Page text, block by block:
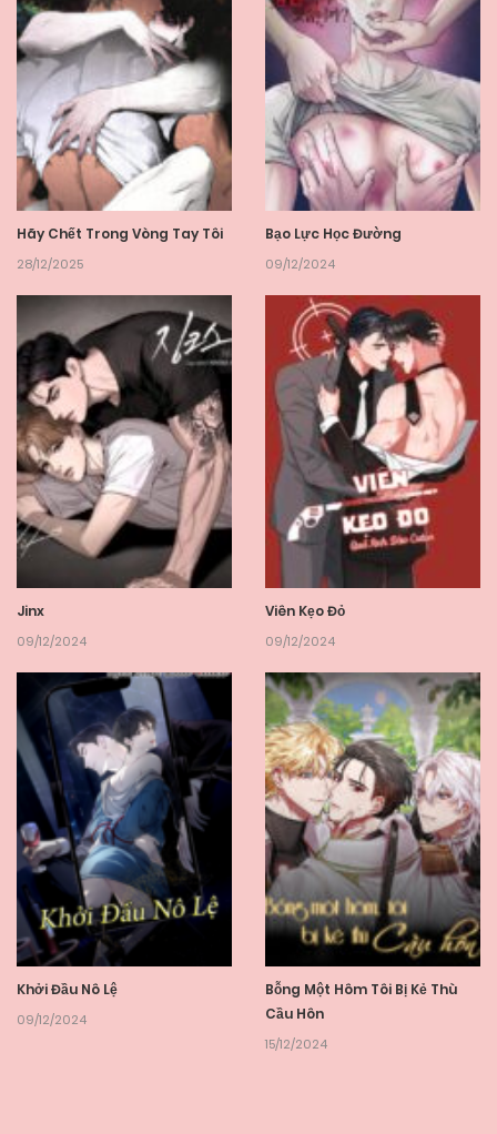
Hãy Chết Trong Vòng Tay Tôi
28/12/2025
Bạo Lực Học Đường
09/12/2024
Jinx
09/12/2024
Viên Kẹo Đỏ
09/12/2024
Khởi Đầu Nô Lệ
09/12/2024
Bỗng Một Hôm Tôi Bị Kẻ Thù
Cầu Hôn
15/12/2024